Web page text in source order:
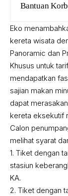
Bantuan
Eko
kereta wisata
Panoramic dan
Khusus untuk
mendapatkan
sajian makan
dapat
kereta eksekutif
Calon
melihat syarat
1. ⁠Tiket dengan
stasiun
KA.
2. ⁠⁠Tiket dengan